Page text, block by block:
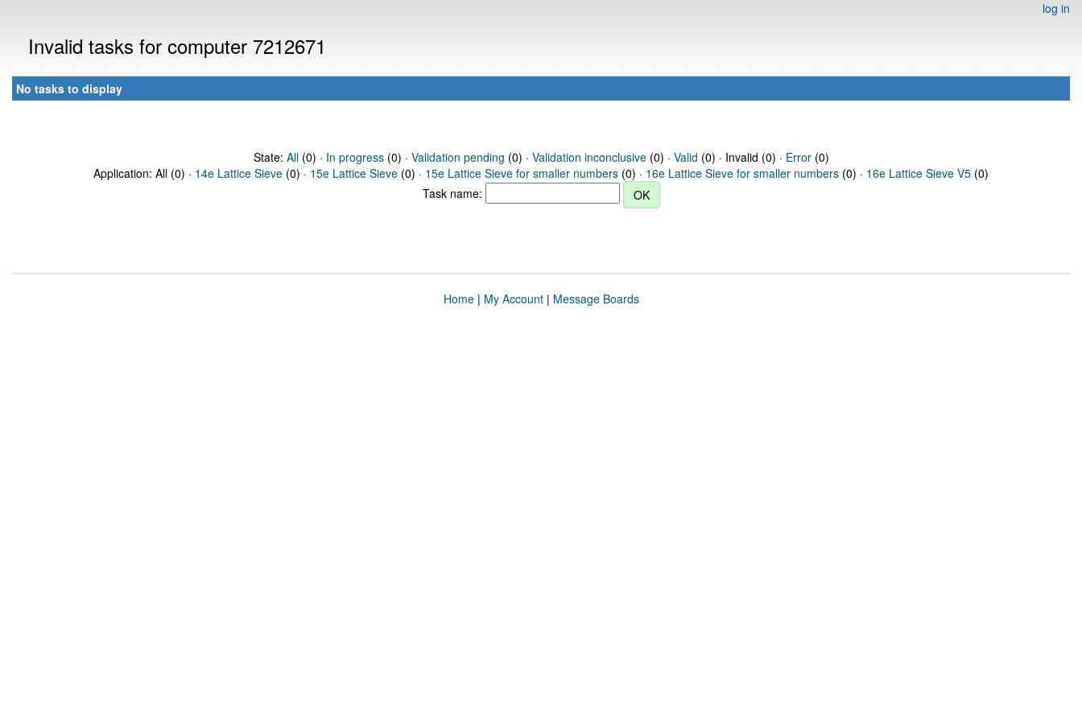
log in
Invalid tasks for computer 7212671
No tasks to display
State: All(0) · In progress(0) · Validation pending (0) · Validation inconclusive(0) · Valid (0) · Invalid (0) · Error(0)
Application: All (0) · 14e Lattice Sieve (0) · 15e Lattice Sieve (0) · 15e Lattice Sieve for smaller numbers (0) · 16e Lattice Sieve for smaller numbers (0) · 16e Lattice Sieve V5 (0)
Task name:
Home| My Account| Message Boards